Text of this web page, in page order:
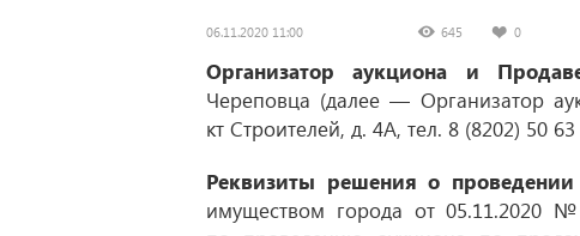
06.11.2020 11:00 645 0
Организатор аукциона и
Череповца (далее — Организатор
кт Строителей, д. 4А, тел. 8 (8202) 50
Реквизиты решения о проведении
имуществом города от 05.11.2020 №